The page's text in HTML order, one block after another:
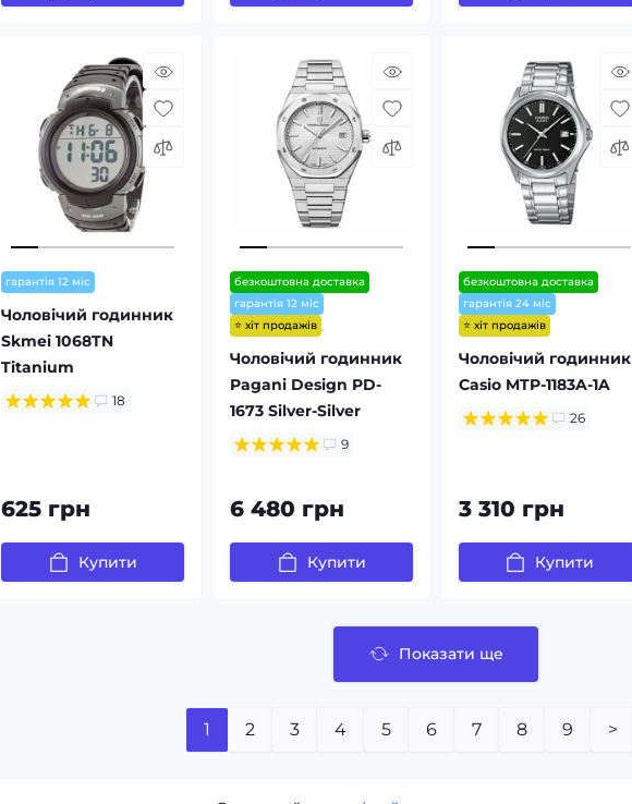
гарантія 12 міс
Чоловічий годинник
Skmei 1068TN
Titanium
18
625 грн
Купити
безкоштовна доставка
гарантія 12 міс
⭐ хіт продажів
Чоловічий годинник
Pagani Design PD-
1673 Silver-Silver
9
6 480 грн
Купити
безкоштовна доставка
гарантія 24 міс
⭐ хіт продажів
Чоловічий годинник
Casio MTP-1183A-1A
26
3 310 грн
Купити
Показати ще
1 2 3 4 5 6 7 8 9 >